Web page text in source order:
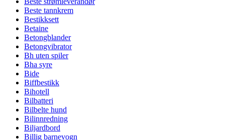
Beste tannkrem
Bestikksett
Betaine
Betongblander
Betongvibrator
Bh uten spiler
Bha syre
Bide
Biffbestikk
Bihotell
Bilbatteri
Bilbelte hund
Bilinnredning
Biljardbord
Billig barnevogn